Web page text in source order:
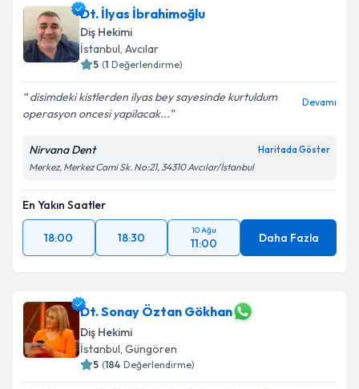
Dt. İlyas İbrahimoğlu
Diş Hekimi
İstanbul, Avcılar
5 (1 Değerlendirme)
disimdeki kistlerden ilyas bey sayesinde kurtuldum
operasyon oncesi yapilacak...
Devamı
Nirvana Dent Haritada Göster
Merkez, Merkez Cami Sk. No:21, 34310 Avcılar/İstanbul
En Yakın Saatler
18:00 18:30
10 Ağu
11:00 Daha Fazla
Dt. Sonay Öztan Gökhan
Diş Hekimi
İstanbul, Güngören
5 (184 Değerlendirme)